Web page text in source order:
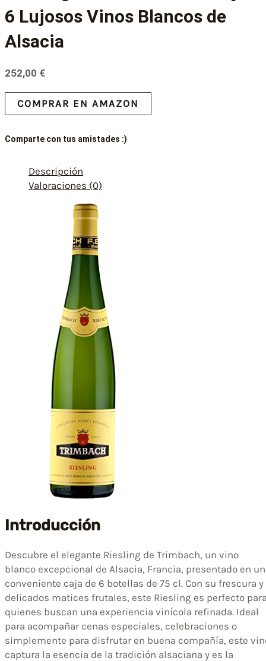
6 Lujosos Vinos Blancos de
Alsacia
252,00 €
COMPRAR EN AMAZON
Comparte con tus amistades :)
Descripción
Valoraciones (0)
Introducción
Descubre el elegante Riesling de Trimbach, un vino
blanco excepcional de Alsacia, Francia, presentado en
conveniente caja de 6 botellas de 75 cl. Con su frescura y
delicados matices frutales, este Riesling es perfecto
quienes buscan una experiencia vinícola refinada. Ideal
para acompañar cenas especiales, celebraciones o
simplemente para disfrutar en buena compañía, este
captura la esencia de la tradición alsaciana y es la